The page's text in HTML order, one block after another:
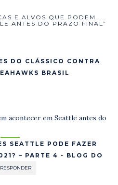
E ALVOS QUE PODEM
ANTES DO PRAZO FINAL”
DO CLÁSSICO CONTRA
BRASIL
acontecer em Seattle antes do
SEATTLE PODE FAZER
– PARTE 4 - BLOG DO
RESPONDER